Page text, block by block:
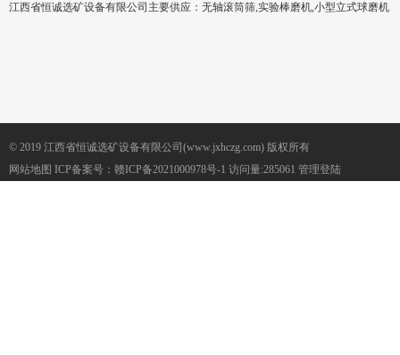
江西省恒诚选矿设备有限公司主要供应：无轴滚筒筛,实验棒磨机,小型立式球磨机
© 2019 江西省恒诚选矿设备有限公司(www.jxhczg.com) 版权所有
网站地图 ICP备案号： 赣ICP备2021000978号-1 访问量:285061 管理登陆